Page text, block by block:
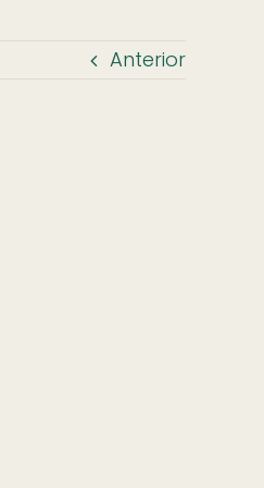
Anterior